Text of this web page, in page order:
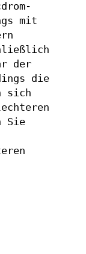
mit
der
die
sich
Sie